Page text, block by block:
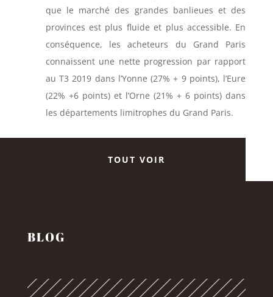
que le marché des grandes banlieues et des
provinces est plus fluide et plus accessible. En
conséquence, les acheteurs du Grand Paris
connaissent une nette progression par rapport
au T3 2019 dans l’Yonne (27% + 9 points), l’Eure
(22% +6 points) et l’Orne (21% + 6 points) dans
les départements limitrophes du Grand Paris.
TOUT VOIR
BLOG